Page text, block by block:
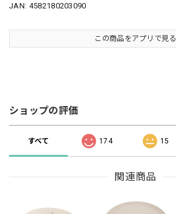
JAN: 4582180203090
この商品をアプリで見る
ショップの評価
すべて 174 15
関連商品